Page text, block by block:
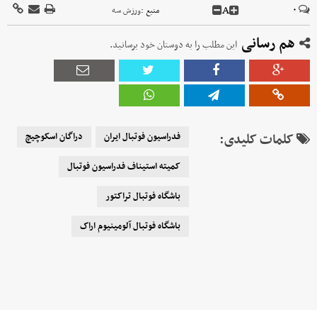
۰ A منبع :ورزش سه
هم رسانی این مطلب را به دوستان خود برسانید.
کلمات کلیدی: فدراسیون فوتبال ایران
دراگان اسکوچیچ
کمیته استیناف فدراسیون فوتبال
باشگاه فوتبال تراکتور
باشگاه فوتبال آلومینیوم اراک